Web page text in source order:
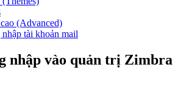
(Advanced)
tài khoản mail
nhập vào quản trị Zimbra